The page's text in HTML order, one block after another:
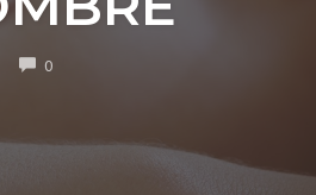
0COMMENTS